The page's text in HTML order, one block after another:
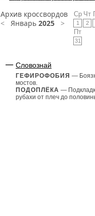
Архив кроссвордов
< Январь 2025 >
Ср
1
Чт
2
Пт
31
Словознай
ГЕФИРОФОБИЯ —
мостов.
ПОДОПЛЁКА —
рубахи от плеч до